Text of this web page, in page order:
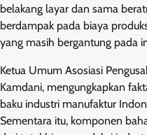
belakang layar dan sama
berdampak pada biaya
yang masih bergantung pada
Ketua Umum Asosiasi
Kamdani, mengungkapkan
baku industri manufaktur
Sementara itu, komponen